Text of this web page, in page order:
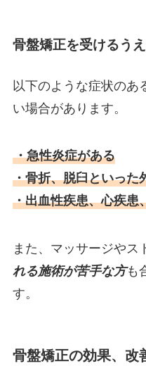
骨盤矯正を受けるう
以下のような症状のあ
い場合があります。
・急性炎症がある
・骨折、脱臼といった
・出血性疾患、心疾患
また、マッサージやス
れる施術が苦手な方も
す。
骨盤矯正の効果、改